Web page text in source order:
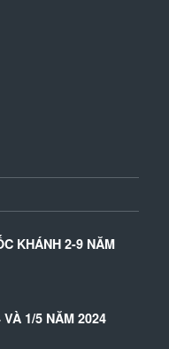
KHÁNH 2-9 NĂM
1/5 NĂM 2024